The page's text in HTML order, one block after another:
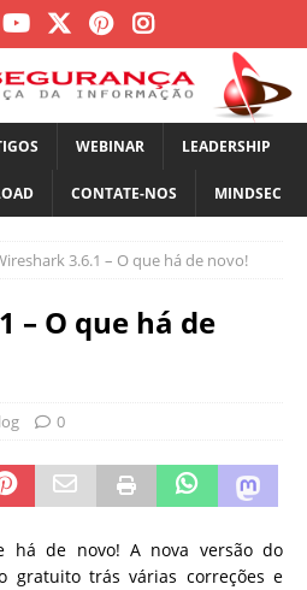
WEBINAR LEADERSHIP
CONTATE-NOS MINDSEC
3.6.1 – O que há de novo!
– O que há de
0
há de novo! A nova versão do
gratuito trás várias correções e